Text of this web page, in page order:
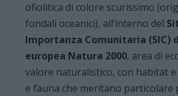
ofiolitica di colore scurissimo
fondali oceanici), all’interno del
Importanza Comunitaria (SIC)
europea Natura 2000, area di
valore naturalistico, con habitat e
e fauna che meritano particolare